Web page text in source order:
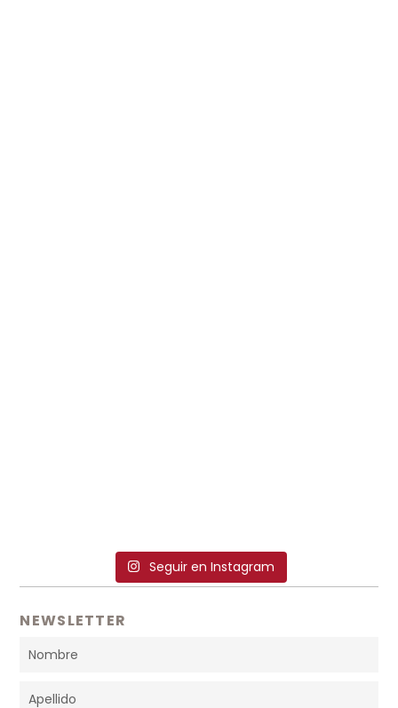
Seguir en Instagram
NEWSLETTER